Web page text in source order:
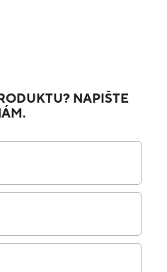
NAPIŠTE